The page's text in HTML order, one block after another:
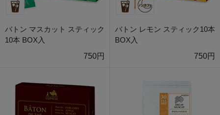
バトン マスカット スティック
10本 BOX入
750円
バトン レモン スティック10本
BOX入
750円